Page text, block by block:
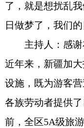
了，就是想扰乱
日做梦了，我们
主持人：感谢布
近年来，新疆加
设施，既为游客
各族劳动者提供
前，全区5A级旅